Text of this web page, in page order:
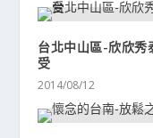
台北中山區-欣欣秀
受
2014/08/12